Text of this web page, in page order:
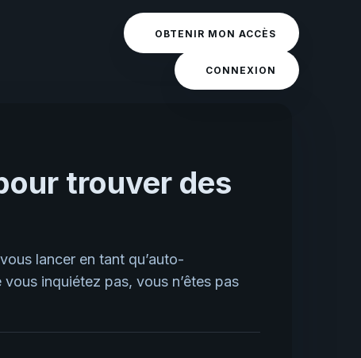
OBTENIR MON ACCÈS
CONNEXION
trouver des
lancer en tant qu’auto-
inquiétez pas, vous n’êtes pas